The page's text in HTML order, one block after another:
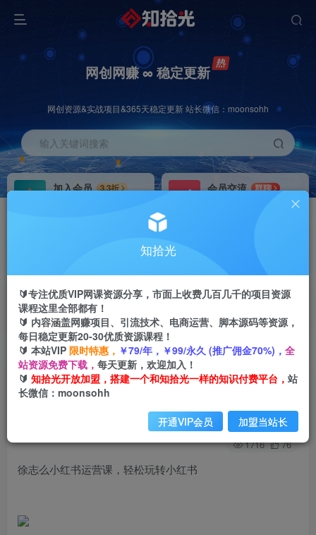
网创网赚 ∞ 稳定更新
网创资源&实战项目&365天稳定更新 站长微信：moonsohh
输入关键词搜索
加入会员
3.3折
会员交流
群聊
首页 创业课程 会员免费 正文
徐志么小红书运营课，轻松玩转小红书
关注 私信
1716 76
徐志么小红书运营课，轻松玩转小红书
知拾光
🔰专注优质VIP网课资源分享，市面上收费几百几千的项目资源
课程这里全部都有！
🔰 内容涵盖网赚项目、引流技术、电商运营、脚本源码等资源，
每日稳定更新20-30优质资源课程！
🔰 本站VIP 限时特惠， ￥79/年，￥99/永久 (推广佣金70%)， 全
站资源免费下载， 每天更新，欢迎加入！
🔰 知拾光开放加盟，搭建一个和知拾光一样的知识付费平台， 站
长微信：moonsohh
开通VIP会员 加盟当站长